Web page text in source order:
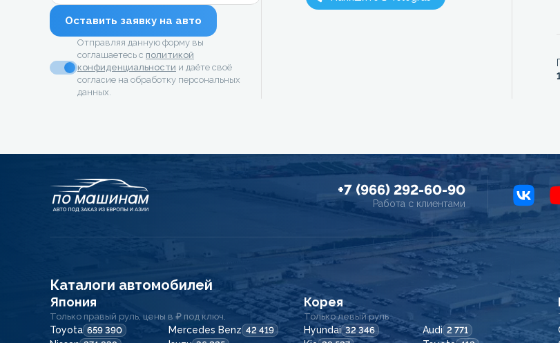
Оставить заявку на авто
Отправляя данную форму вы
соглашаетесь с политикой
конфиденциальности и даёте своё
согласие на обработку персональных
данных.
+7 (966) 292-60-90
Работа с клиентами
Каталоги автомобилей
Япония
Только правый руль, цены в ₽ под ключ.
Toyota 659 390 Mercedes Benz 42 419
Корея
Только левый руль
Hyundai 32 346 Audi 2 771